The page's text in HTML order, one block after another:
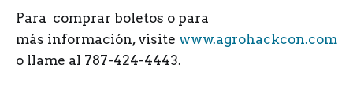
Para comprar boletos o para
más información, visite www.agrohackcon.com
o llame al 787-424-4443.